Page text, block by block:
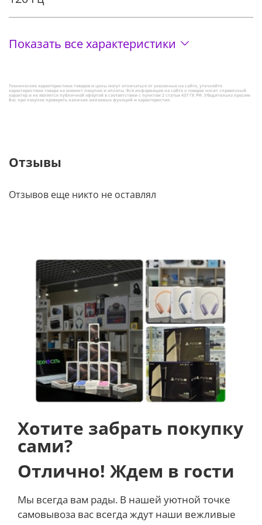
Показать все характеристики
Технические характеристики товаров и цены могут отличаться от указанных на сайте, уточняйте
характеристики товара на момент покупки и оплаты. Вся информация на сайте о товарах носит справочный
характер и не является публичной офертой в соответствии с пунктом 2 статьи 437 ГК РФ. Убедительно просим
Вас при покупке проверять наличие желаемых функций и характеристик.
Отзывы
Отзывов еще никто не оставлял
Хотите забрать покупку
сами?
Отлично! Ждем в гости
Мы всегда вам рады. В нашей уютной точке
самовывоза вас всегда ждут наши вежливые